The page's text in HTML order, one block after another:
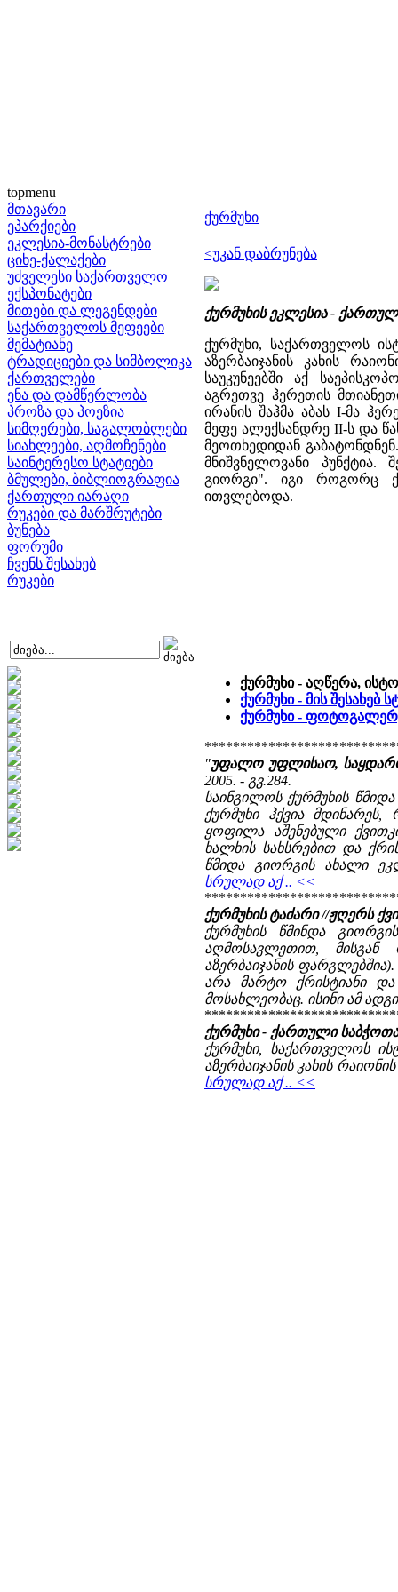
topmenu
მთავარი
ეპარქიები
ეკლესია-მონასტრები
ციხე-ქალაქები
უძველესი საქართველო
ექსპონატები
მითები და ლეგენდები
საქართველოს მეფეები
მემატიანე
ტრადიციები და სიმბოლიკა
ქართველები
ენა და დამწერლობა
პროზა და პოეზია
სიმღერები, საგალობლები
სიახლეები, აღმოჩენები
საინტერესო სტატიები
ბმულები, ბიბლიოგრაფია
ქართული იარაღი
რუკები და მარშრუტები
ბუნება
ფორუმი
ჩვენს შესახებ
რუკები
ქურმუხი
<უკან დაბრუნება
ქურმუხის ეკლესია -
ქურმუხი, საქართველოს
აზერბაიჯანის კახის
საუკუნეებში აქ
აგრეთვე ჰერეთის
ირანის შაჰმა აბას I-მა
მეფე ალექსანდრე II-ს და
მეოთხედიდან
მნიშვნელოვანი პუნქტია.
გიორგი". იგი როგორც
ითვლებოდა.
ქურმუხი - აღწერა,
ქურმუხი - მის შესახებ
ქურმუხი -
"უფალო უფლისაო, საყდარო
2005. - გვ.284.
საინგილოს ქურმუხის
ქურმუხი ჰქვია
ყოფილა აშენებული
ხალხის სახსრებით და
წმიდა გიორგის ახალი
სრულად აქ .. <<
ქურმუხის ტაძარი //ჟღერს
ქურმუხის წმინდა
აღმოსავლეთით, მისგან
აზერბაიჯანის
არა მარტო ქრისტიანი
მოსახლეობაც. ისინი ამ
ქურმუხი - ქართული
ქურმუხი, საქართველოს
აზერბაიჯანის კახის
სრულად აქ .. <<